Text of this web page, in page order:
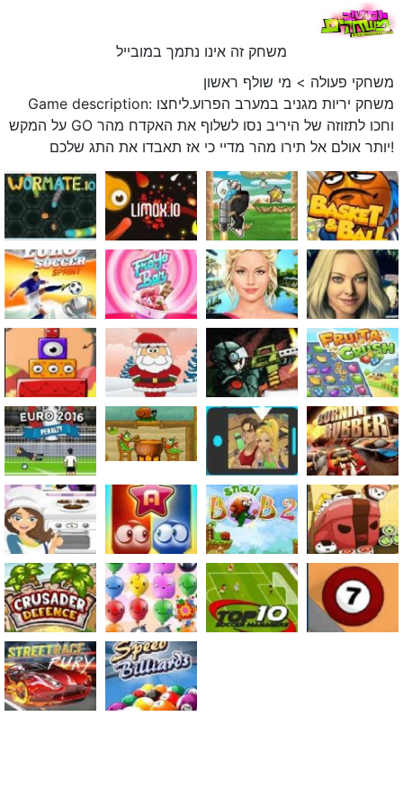
משחק זה אינו נתמך במובייל
משחקי פעולה > מי שולף ראשון
Game description: משחק יריות מגניב במערב הפרוע.ליחצו
על המקש GO וחכו לתזוזה של היריב נסו לשלוף את האקדח מהר
יותר אולם אל תירו מהר מדיי כי אז תאבדו את התג שלכם!